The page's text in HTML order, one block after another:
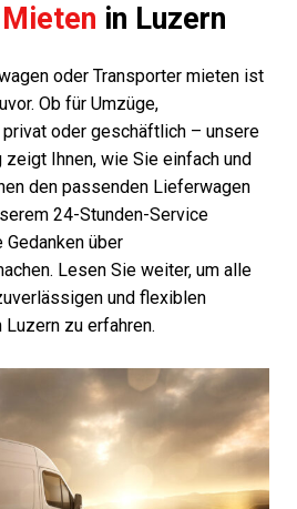
in Luzern
oder Transporter mieten ist
Ob für Umzüge,
oder geschäftlich – unsere
Ihnen, wie Sie einfach und
den passenden Lieferwagen
24-Stunden-Service
über
Lesen Sie weiter, um alle
und flexiblen
Luzern zu erfahren.